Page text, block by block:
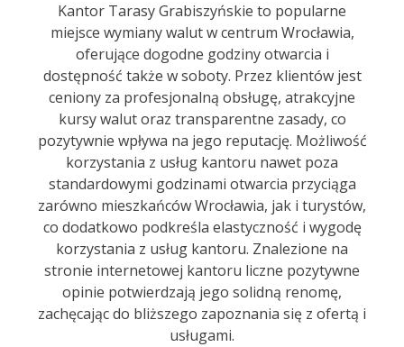
Kantor Tarasy Grabiszyńskie to popularne
miejsce wymiany walut w centrum Wrocławia,
oferujące dogodne godziny otwarcia i
dostępność także w soboty. Przez klientów jest
ceniony za profesjonalną obsługę, atrakcyjne
kursy walut oraz transparentne zasady, co
pozytywnie wpływa na jego reputację. Możliwość
korzystania z usług kantoru nawet poza
standardowymi godzinami otwarcia przyciąga
zarówno mieszkańców Wrocławia, jak i turystów,
co dodatkowo podkreśla elastyczność i wygodę
korzystania z usług kantoru. Znalezione na
stronie internetowej kantoru liczne pozytywne
opinie potwierdzają jego solidną renomę,
zachęcając do bliższego zapoznania się z ofertą i
usługami.